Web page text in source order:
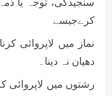
سنجیدگی، توجہ یا
کرےجیسے
نماز میں لاپروائی
دھیان نہ دینا۔
رشتوں میں لاپروائی